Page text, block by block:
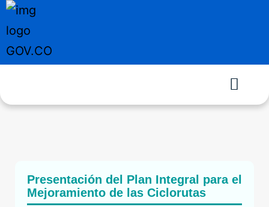
Presentación del Plan Integral para el
Mejoramiento de las Ciclorutas